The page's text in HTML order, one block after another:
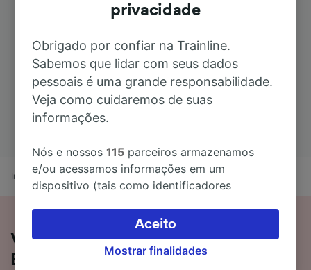
Início Horários de comboio Rotterdam Stadion a Bruxelas
Viajar de Rotterdam Stadion para
Bruxelas de comboio em 1 hora 24
privacidade
Obrigado por confiar na Trainline.
Sabemos que lidar com seus dados
pessoais é uma grande responsabilidade.
Veja como cuidaremos de suas
informações.
Nós e nossos115 parceiros armazenamos
e/ou acessamos informações em um
dispositivo (tais como identificadores
pessoais. Você pode aceitar ou gerenciar as
suas escolhas (incluindo o seu direito se opor
à aplicação do interesse legítimo) clicando
Mostrar finalidades
Aceito